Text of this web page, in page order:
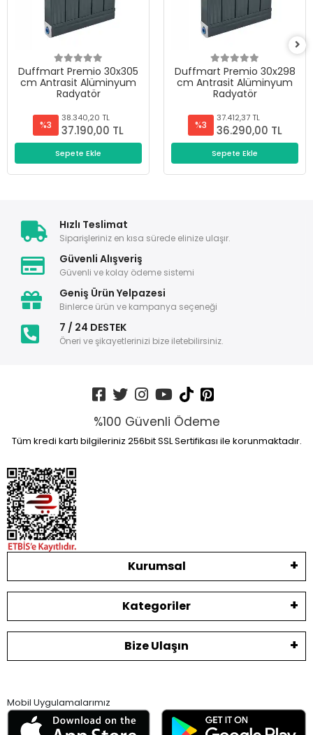
Duffmart Premio 30x305
cm Antrasit Alüminyum
Radyatör
%3
38.340,20 TL
37.190,00 TL
Sepete Ekle
Duffmart Premio 30x298
cm Antrasit Alüminyum
Radyatör
%3
37.412,37 TL
36.290,00 TL
Sepete Ekle
Hızlı Teslimat
Siparişleriniz en kısa sürede elinize ulaşır.
Güvenli Alışveriş
Güvenli ve kolay ödeme sistemi
Geniş Ürün Yelpazesi
Binlerce ürün ve kampanya seçeneği
7 / 24 DESTEK
Öneri ve şikayetlerinizi bize iletebilirsiniz.
%100 Güvenli Ödeme
Tüm kredi kartı bilgileriniz 256bit SSL Sertifikası ile korunmaktadır.
Kurumsal
Kategoriler
Bize Ulaşın
Mobil Uygulamalarımız